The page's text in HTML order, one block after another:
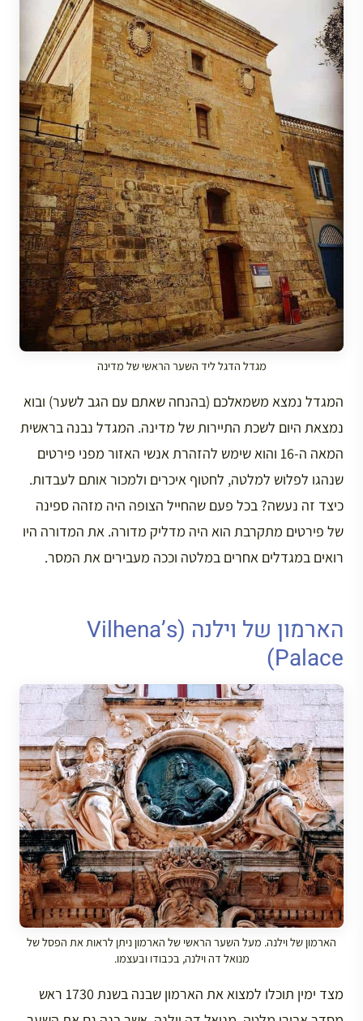
מגדל הדגל ליד השער הראשי של מדינה
המגדל נמצא משמאלכם (בהנחה שאתם עם הגב לשער) ובוא
נמצאת היום לשכת התיירות של מדינה. המגדל נבנה בראשית
המאה ה-16 והוא שימש להזהרת אנשי האזור מפני פירטים
שנהגו לפלוש למלטה, לחטוף איכרים ולמכור אותם לעבדות.
כיצד זה נעשה? בכל פעם שהחייל הצופה היה מזהה ספינה
של פירטים מתקרבת הוא היה מדליק מדורה. את המדורה היו
רואים במגדלים אחרים במלטה וככה מעבירים את המסר.
הארמון של וילנה (Vilhena’s
Palace)
הארמון של וילנה. מעל השער הראשי של הארמון ניתן לראות את הפסל של
מנואל דה וילנה, בכבודו ובעצמו.
מצד ימין תוכלו למצוא את הארמון שבנה בשנת 1730 ראש